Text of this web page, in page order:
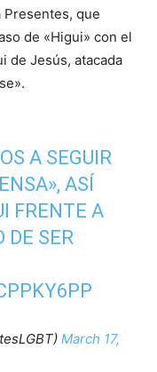
Presentes, que
de «Higui» con el
de Jesús, atacada
A SEGUIR
ASÍ
FRENTE A
DE SER
March 17,